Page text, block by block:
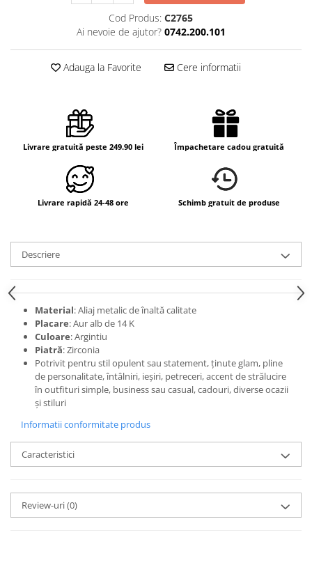
Cod Produs: C2765
Ai nevoie de ajutor? 0742.200.101
Adauga la Favorite Cere informatii
Livrare gratuită peste 249.90 lei Împachetare cadou gratuită
Livrare rapidă 24-48 ore Schimb gratuit de produse
Descriere
Material: Aliaj metalic de înaltă calitate
Placare: Aur alb de 14 K
Culoare: Argintiu
Piatră: Zirconia
Potrivit pentru stil opulent sau statement, ținute glam, pline
de personalitate, întâlniri, ieșiri, petreceri, accent de strălucire
în outfituri simple, business sau casual, cadouri, diverse ocazii
și stiluri
Informatii conformitate produs
Caracteristici
Review-uri(0)